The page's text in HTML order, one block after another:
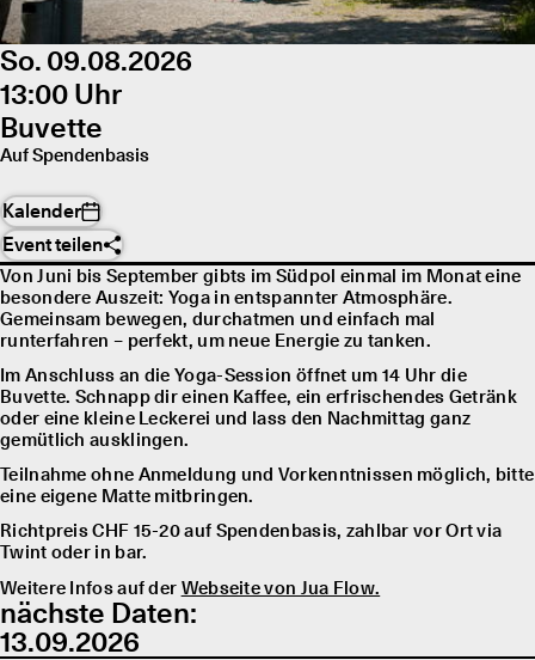
So. 09.08.2026
13:00 Uhr
Buvette
Auf Spendenbasis
Kalender
Event teilen
Von Juni bis September gibts im Südpol einmal im Monat eine
besondere Auszeit: Yoga in entspannter Atmosphäre.
Gemeinsam bewegen, durchatmen und einfach mal
runterfahren – perfekt, um neue Energie zu tanken.
Im Anschluss an die Yoga-Session öffnet um 14 Uhr die
Buvette. Schnapp dir einen Kaffee, ein erfrischendes Getränk
oder eine kleine Leckerei und lass den Nachmittag ganz
gemütlich ausklingen.
Teilnahme ohne Anmeldung und Vorkenntnissen möglich, bitte
eine eigene Matte mitbringen.
Richtpreis CHF 15-20 auf Spendenbasis, zahlbar vor Ort via
Twint oder in bar.
Weitere Infos auf der Webseite von Jua Flow.
nächste Daten:
13.09.2026